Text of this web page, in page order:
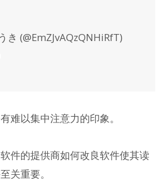
(@EmZJvAQzQNHiRfT)
难以集中注意力的印象。
件的提供商如何改良软件使其读
关重要。